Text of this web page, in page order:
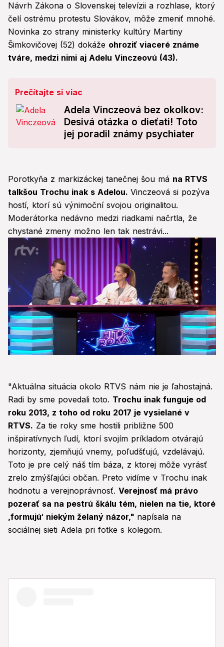
Návrh Zákona o Slovenskej televízii a rozhlase, ktorý
čelí ostrému protestu Slovákov, môže zmeniť mnohé.
Novinka zo strany ministerky kultúry Martiny
Šimkovičovej (52) dokáže ohroziť viaceré známe
tváre, medzi nimi aj Adelu Vinczeovú (43).
Prečítajte si viac
Adela Vinczeová bez okolkov:
Desivá otázka o dieťati! Toto
jej poradil známy psychiater
Porotkyňa z markizáckej tanečnej šou má na RTVS
talkšou Trochu inak s Adelou. Vinczeová si pozýva
hostí, ktorí sú výnimoční svojou originalitou.
Moderátorka nedávno medzi riadkami načrtla, že
chystané zmeny možno len tak nestrávi...
1
minute,
42
seconds
"Aktuálna situácia okolo RTVS nám nie je ľahostajná.
Radi by sme povedali toto. Trochu inak funguje od
roku 2013, z toho od roku 2017 je vysielané v
RTVS. Za tie roky sme hostili približne 500
inšpiratívnych ľudí, ktorí svojím príkladom otvárajú
horizonty, zjemňujú vnemy, poľudšťujú, vzdelávajú.
Toto je pre celý náš tím báza, z ktorej môže vyrásť
zrelo zmýšľajúci občan. Preto vidíme v Trochu inak
hodnotu a verejnoprávnosť. Verejnosť má právo
pozerať sa na pestrú škálu tém, nielen na tie, ktoré
,formujú‘ niekým želaný názor," napísala na
sociálnej sieti Adela pri fotke s kolegom.